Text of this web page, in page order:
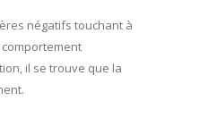
négatifs touchant à
il se trouve que la